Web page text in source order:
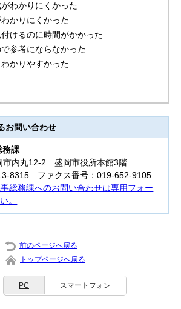
わかりにくかった
かりにくかった
けるのに時間がかかった
参考にならなかった
かりやすかった
お問い合わせ
務課
内丸12-2 盛岡市役所本館3階
8315 ファクス番号：019-652-9105
総務課へのお問い合わせは専用フォー
。
前のページへ戻る
トップページへ戻る
PC スマートフォン